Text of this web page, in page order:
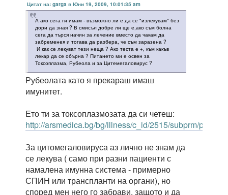
Цитат на: garga в Юни 19, 2009, 10:01:35 am
А ако сега ги имам - възможно ли е да се "излекувам" без
дори да зная ? В смисъл добре ли ще е,ако съм болна
сега да търся начин за лечение вместо да чакам да
забременея и тогава да разбера, че съм заразена ?
И как се лекуват тези неща ? Ако теста е +, към какъв
лекар да се обърна ? Питането ми е освен за
Токсоплазма, Рубеола и за Цитемегаловирус ?
Рубеолата като я прекараш имаш
имунитет.
Ето ти за токсоплазмозата да си четеш:
http://arsmedica.bg/bg/illness/c_id/2515/subprm/
За цитомегаловируса аз лично не знам да
се лекува ( само при разни пациенти с
намалена имунна система - примерно
СПИН или транспланти на органи), но
според мен него го забрави, защото и да